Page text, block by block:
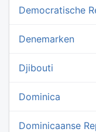
Democratische
Denemarken
Djibouti
Dominica
Dominicaanse